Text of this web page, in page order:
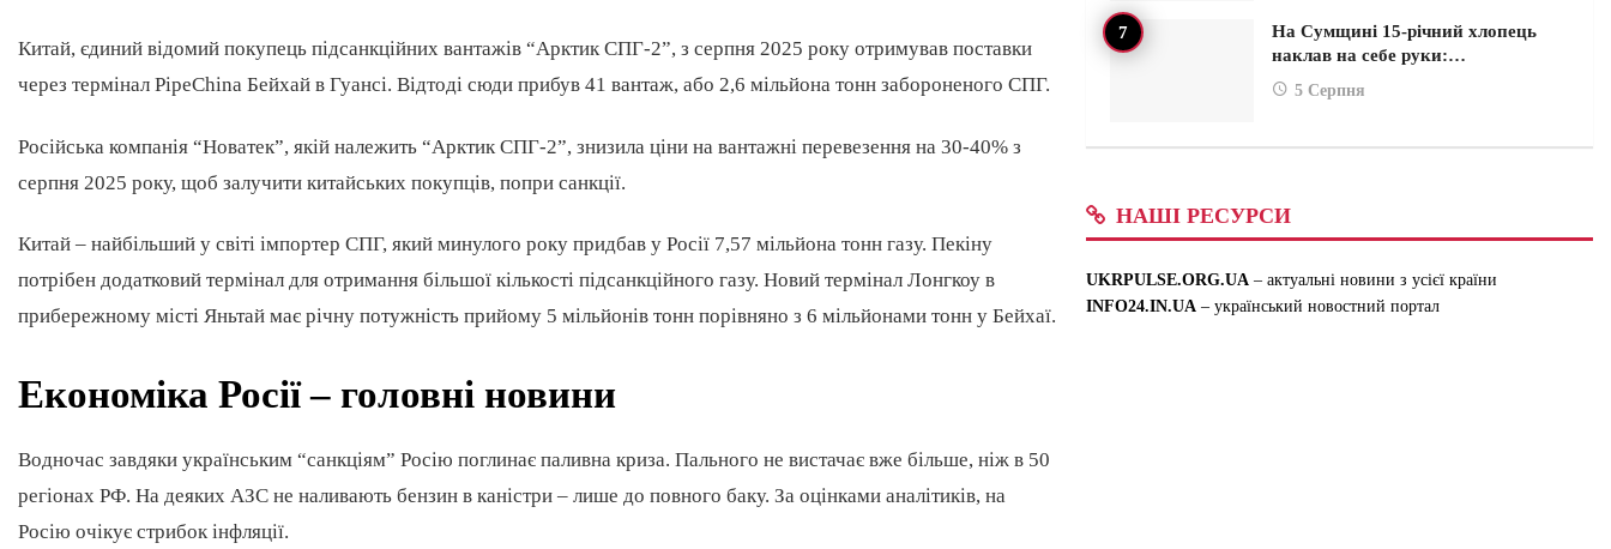
Китай, єдиний відомий покупець підсанкційних вантажів “Aрктик СПГ-2”, з серпня 2025 року отримував поставки
через термінал PipeChina Бейхай в Гуансі. Відтоді сюди прибув 41 вантаж, або 2,6 мільйона тонн забороненого СПГ.
Російська компанія “Новатек”, якій належить “Aрктик СПГ-2”, знизила ціни на вантажні перевезення на 30-40% з
серпня 2025 року, щоб залучити китайських покупців, попри санкції.
Китай – найбільший у світі імпортер СПГ, який минулого року придбав у Росії 7,57 мільйона тонн газу. Пекіну
потрібен додатковий термінал для отримання більшої кількості підсанкційного газу. Новий термінал Лонгкоу в
прибережному місті Яньтай має річну потужність прийому 5 мільйонів тонн порівняно з 6 мільйонами тонн у Бейхаї.
Економіка Росії – головні новини
Водночас завдяки українським “санкціям” Росію поглинає паливна криза. Пального не вистачає вже більше, ніж в 50
регіонах РФ. На деяких АЗС не наливають бензин в каністри – лише до повного баку. За оцінками аналітиків, на
Росію очікує стрибок інфляції.
На Сумщині 15-річний хлопець
наклав на себе руки:…
5 Серпня
НАШІ РЕСУРСИ
UKRPULSE.ORG.UA – актуальні новини з усієї країни
INFO24.IN.UA – український новостний портал